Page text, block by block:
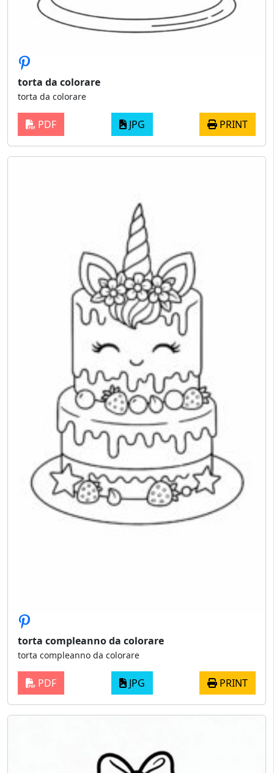
torta da colorare
torta da colorare
PDF JPG PRINT
torta compleanno da colorare
torta compleanno da colorare
PDF JPG PRINT